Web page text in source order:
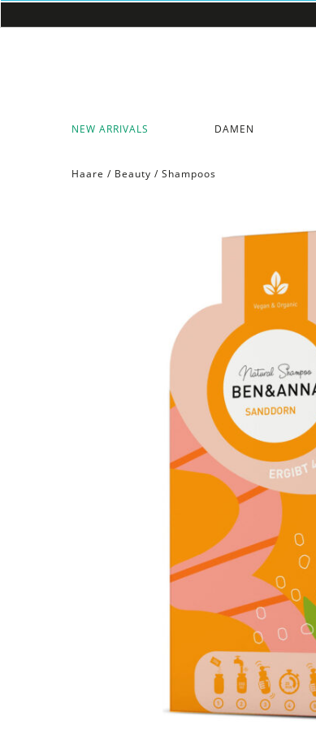
NEW ARRIVALS DAMEN
Haare / Beauty / Shampoos